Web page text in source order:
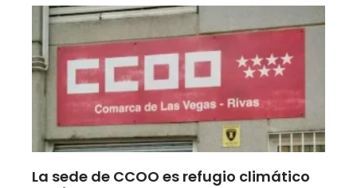
La sede de CCOO es refugio climático